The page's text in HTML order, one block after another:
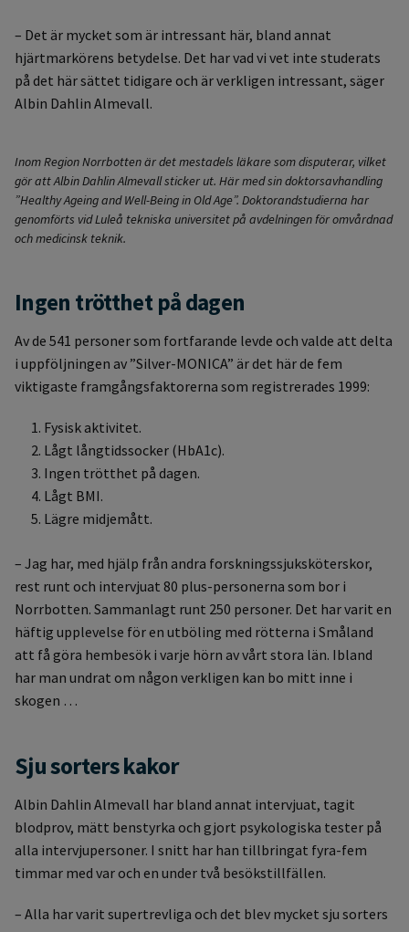
– Det är mycket som är intressant här, bland annat
hjärtmarkörens betydelse. Det har vad vi vet inte studerats
på det här sättet tidigare och är verkligen intressant, säger
Albin Dahlin Almevall.
Inom Region Norrbotten är det mestadels läkare som disputerar, vilket
gör att Albin Dahlin Almevall sticker ut. Här med sin doktorsavhandling
”Healthy Ageing and Well-Being in Old Age”. Doktorandstudierna har
genomförts vid Luleå tekniska universitet på avdelningen för omvårdnad
och medicinsk teknik.
Ingen trötthet på dagen
Av de 541 personer som fortfarande levde och valde att delta
i uppföljningen av ”Silver-MONICA” är det här de fem
viktigaste framgångsfaktorerna som registrerades 1999:
Fysisk aktivitet.
Lågt långtidssocker (HbA1c).
Ingen trötthet på dagen.
Lågt BMI.
Lägre midjemått.
– Jag har, med hjälp från andra forskningssjuksköterskor,
rest runt och intervjuat 80 plus-personerna som bor i
Norrbotten. Sammanlagt runt 250 personer. Det har varit en
häftig upplevelse för en utböling med rötterna i Småland
att få göra hembesök i varje hörn av vårt stora län. Ibland
har man undrat om någon verkligen kan bo mitt inne i
skogen …
Sju sorters kakor
Albin Dahlin Almevall har bland annat intervjuat, tagit
blodprov, mätt benstyrka och gjort psykologiska tester på
alla intervjupersoner. I snitt har han tillbringat fyra-fem
timmar med var och en under två besökstillfällen.
– Alla har varit supertrevliga och det blev mycket sju sorters